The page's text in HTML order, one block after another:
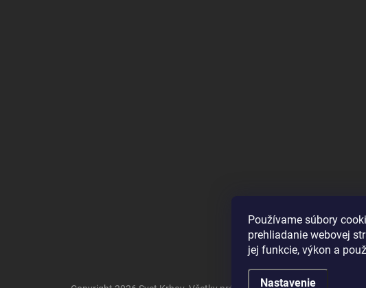
Používame súbory
prehliadanie webovej
jej funkcie, výkon a
Nastavenie